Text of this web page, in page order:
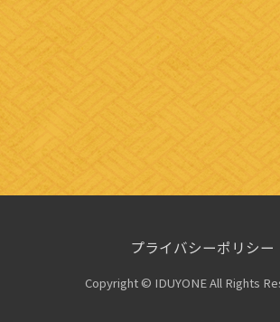
プライバシーポリシー
Copyright © IDUYONE All Rights